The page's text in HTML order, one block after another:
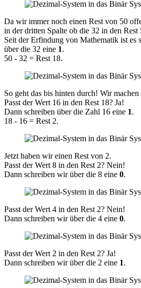
Da wir immer noch einen Rest von 50
in der dritten Spalte ob die 32 in den Rest
Seit der Erfindung von Mathematik ist es
über die 32 eine 1.
50 - 32 = Rest 18.
So geht das bis hinten durch! Wir machen
Passt der Wert 16 in den Rest 18? Ja!
Dann schreiben über die Zahl 16 eine 1.
18 - 16 = Rest 2.
Jetzt haben wir einen Rest von 2.
Passt der Wert 8 in den Rest 2? Nein!
Dann schreiben wir über die 8 eine 0.
Passt der Wert 4 in den Rest 2? Nein!
Dann schreiben wir über die 4 eine 0.
Passt der Wert 2 in den Rest 2? Ja!
Dann schreiben wir über die 2 eine 1.